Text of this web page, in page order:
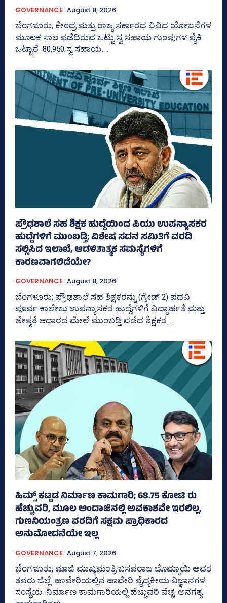
GOVERNANCE August 8, 2026
ಬೆಂಗಳೂರು; ಕೇಂದ್ರ ಮತ್ತು ರಾಜ್ಯ ಸರ್ಕಾರದ ವಿವಿಧ ಯೋಜನೆಗಳ
ಮೂಲಕ ಸಾಲ ಪಡೆದಿರುವ ಒಟ್ಟು ಸ್ವ ಸಹಾಯ ಗುಂಪುಗಳ ಪೈಕಿ
ಒಟ್ಟಾರೆ 80,950 ಸ್ವ ಸಹಾಯ...
ಪ್ರೌಢಶಾಲೆ ಸಹ ಶಿಕ್ಷಕ ಹುದ್ದೆಯಿಂದ ಪಿಯು ಉಪನ್ಯಾಸಕರ
ಹುದ್ದೆಗಳಿಗೆ ಮುಂಬಡ್ತಿ; ವಿಶೇಷ ಸದನ ಸಮಿತಿಗೆ ವರದಿ
ಸಲ್ಲಿಸಿದ ಇಲಾಖೆ, ಆಡಳಿತಾತ್ಮಕ ಸಮಸ್ಯೆಗಳಿಗೆ
ಕಾರಣವಾಗಲಿದೆಯೇ?
GOVERNANCE August 8, 2026
ಬೆಂಗಳೂರು; ಪ್ರೌಢಶಾಲೆ ಸಹ ಶಿಕ್ಷಕರನ್ನು (ಗ್ರೇಡ್‌ 2) ಪದವಿ
ಪೂರ್ವ ಕಾಲೇಜು ಉಪನ್ಯಾಸಕರ ಹುದ್ದೆಗಳಿಗೆ ವಿದ್ಯಾರ್ಹತೆ ಮತ್ತು
ಜೇ‍ಷ್ಠತೆ ಆಧಾರದ ಮೇಲೆ ಮುಂಬಡ್ತಿ ಪಡೆದ ಶಿಕ್ಷಕರ...
ಹಿಮ್ಸ್‌ ಕಟ್ಟಡ ನಿರ್ಮಾಣ ಕಾಮಗಾರಿ; 68.75 ಕೋಟಿ ರು
ಹೆಚ್ಚುವರಿ, ಮೂಲ ಅಂದಾಜಿನಲ್ಲಿ ಅವಕಾಶವೇ ಇರಲಿಲ್ಲ,
ಗುಣನಿಯಂತ್ರಣ ವರದಿಗೆ ಸಕ್ಷಮ ಪ್ರಾಧಿಕಾರದ
ಅನುಮೋದನೆಯೇ ಇಲ್ಲ
GOVERNANCE August 7, 2026
ಬೆಂಗಳೂರು; ಮಾಜಿ ಮುಖ್ಯಮಂತ್ರಿ ಬಸವರಾಜ ಬೊಮ್ಮಾಯಿ ಅವರ
ತವರು ಜಿಲ್ಲೆ ಹಾವೇರಿಯಲ್ಲಿನ ಹಾವೇರಿ ವೈದ್ಯಕೀಯ ವಿಜ್ಞಾನಗಳ
ಸಂಸ್ಥೆಯ ನಿರ್ಮಾಣ ಕಾಮಗಾರಿಯಲ್ಲಿ ಹೆಚ್ಚುವರಿ ವೆಚ್ಚ, ಅನಗತ್ಯ